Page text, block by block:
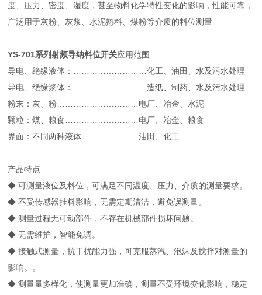
度、压力、密度、湿度，甚至物料化学特性变化的影响，性能可靠，
广泛用于灰粉、灰浆、水泥熟料、煤粉等介质的料位测量
YS-701系列射频导纳料位开关应用范围
导电、绝缘液体：………………………化工、油田、水及污水处理
导电、绝缘浆体：………………………造纸、制药、水及污水处理
粉末：灰、粉…………………………电厂、冶金、水泥
颗粒：煤、粮食………………………电厂、冶金、粮食
界面：不同两种液体…………………油田、化工
产品特点
◆ 可测量液位及料位，可满足不同温度、压力、介质的测量要求。
◆ 不受传感器挂料影响，无需定期清洁，避免误测量。
◆ 测量过程无可动部件，不存在机械部件损坏问题。
◆ 无需维护，智能免调。
◆ 接触式测量，抗干扰能力强，可克服蒸汽、泡沫及搅拌对测量的
影响。。
◆ 测量量多样化，使测量更加准确，测量不受环境变化影响，稳定